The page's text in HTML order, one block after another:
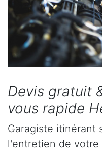
Devis gratuit
vous rapide
Garagiste itinérant
l'entretien de